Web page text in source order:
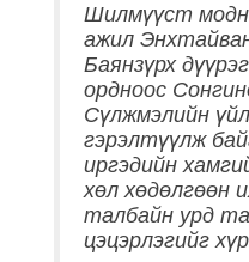
Шилмүүст
ажил
Баянзүрх
ордноос
Сүлжмэлийн
гэрэлтүүлж
иргэдийн
хөл хөдөлгөөн
талбайн урд
цэцэрлэгийг